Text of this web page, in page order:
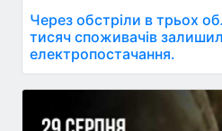
Через обстріли в трьох
тисяч споживачів
електропостачання.